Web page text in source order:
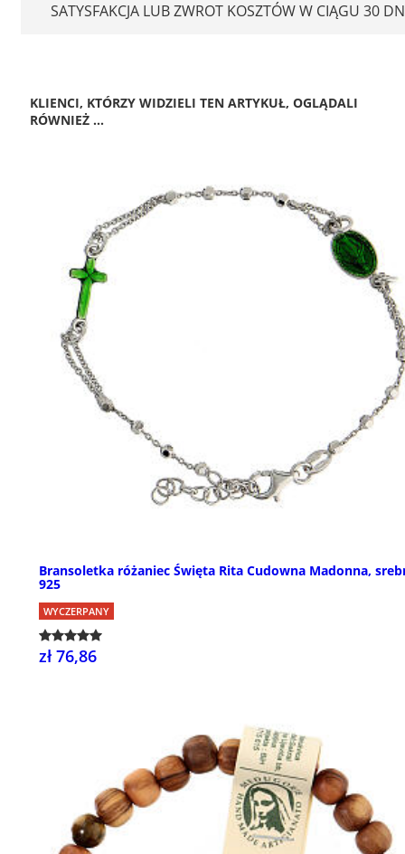
SATYSFAKCJA LUB ZWROT KOSZTÓW W CIĄGU 30
KLIENCI, KTÓRZY WIDZIELI TEN ARTYKUŁ, OGLĄDALI
RÓWNIEŻ ...
Bransoletka różaniec Święta Rita Cudowna Madonna,
925
WYCZERPANY
zł 76,86